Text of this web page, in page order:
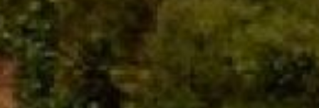
Kagor Pastoral
Smak